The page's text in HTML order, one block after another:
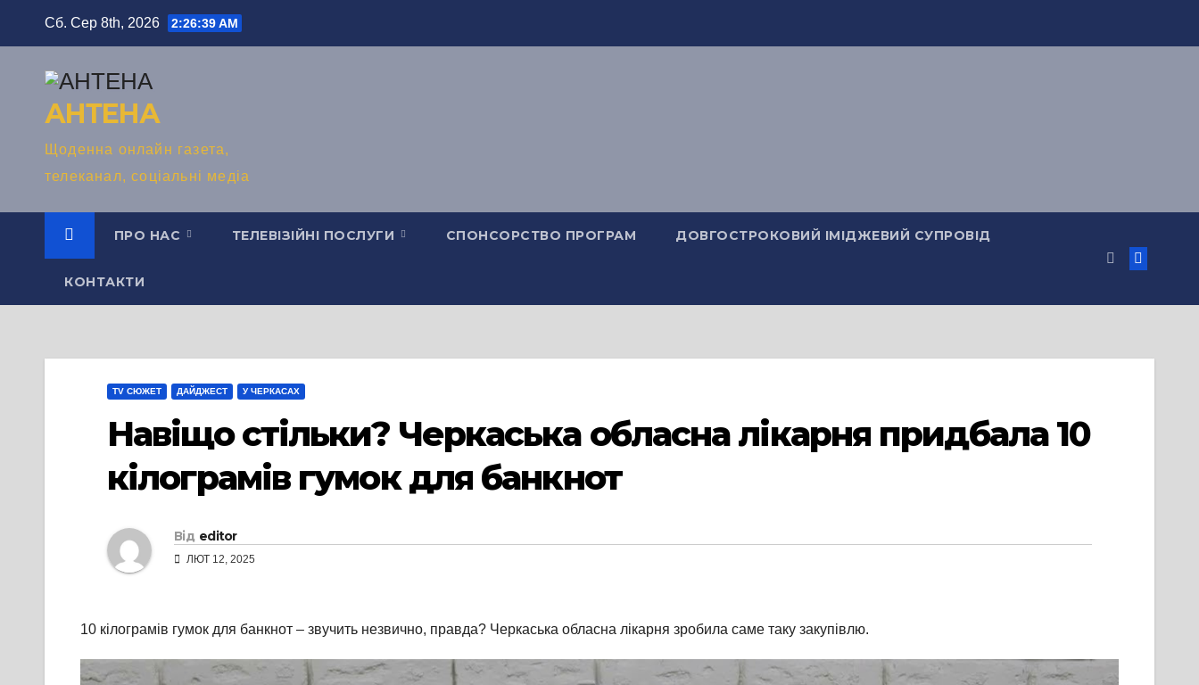
Сб. Сер 8th, 2026 2:26:40 AM
АНТЕНА
Щоденна онлайн газета,
телеканал, соціальні медіа
ПРО НАС ТЕЛЕВІЗІЙНІ ПОСЛУГИ СПОНСОРСТВО ПРОГРАМ ДОВГОСТРОКОВИЙ ІМІДЖЕВИЙ СУПРОВІД
КОНТАКТИ
TV СЮЖЕТ ДАЙДЖЕСТ У ЧЕРКАСАХ
Навіщо стільки? Черкаська обласна лікарня придбала 10
кілограмів гумок для банкнот
Від editor
ЛЮТ 12, 2025
10 кілограмів гумок для банкнот – звучить незвично, правда? Черкаська обласна лікарня зробила саме таку закупівлю.